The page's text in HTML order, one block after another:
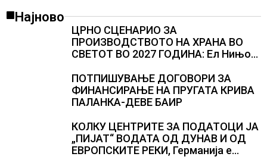
Најново
ЦРНО СЦЕНАРИО ЗА
ПРОИЗВОДСТВОТО НА ХРАНА ВО
СВЕТОТ ВО 2027 ГОДИНА: Ел Нињо
милиони луѓе во акутен глад
ПОТПИШУВАЊЕ ДОГОВОРИ ЗА
ФИНАНСИРАЊЕ НА ПРУГАТА КРИВА
ПАЛАНКА-ДЕВЕ БАИР
КОЛКУ ЦЕНТРИТЕ ЗА ПОДАТОЦИ ЈА
„ПИЈАТ“ ВОДАТА ОД ДУНАВ И ОД
ЕВРОПСКИТЕ РЕКИ, Германија е